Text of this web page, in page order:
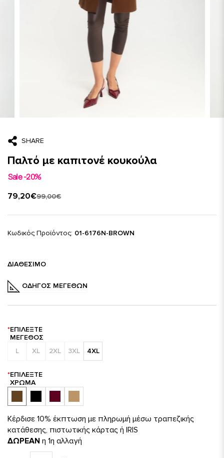
SHARE
Παλτό με καπιτονέ κουκούλα
Sale -20%
99,00€
79,20€
Κωδικός Προϊόντος: 01-6176N-BROWN
ΔΙΑΘΈΣΙΜΟ
ΟΔΗΓΌΣ ΜΕΓΕΘΏΝ
ΕΠΙΛΈΞΤΕ
ΜΈΓΕΘΟΣ
L
XL 2XL 3XL 4XL
ΕΠΙΛΈΞΤΕ
ΧΡΏΜΑ
Κέρδισε 10% έκπτωση με πληρωμή μέσω τραπεζικής
κατάθεσης, πιστωτικής κάρτας ή IRIS
ΔΩΡΕΑΝ η 1η αλλαγή